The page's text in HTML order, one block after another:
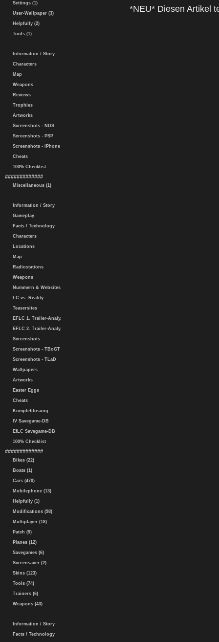
Settings (1)
User-Wallpaper (3)
Helpfully (2)
Tools (1)
Information / Story
Characters
Map
Weapons
Reviews
Trophies
Artworks
Screenshots - NDS
Screenshots - PSP
Screenshots - iPhone
Cheats
100% Checklist
#############
Miscellaneous (1)
Information / Story
Gameplay
Facts / Technology
Characters
Locations
Map
Radiostations
Weapons
Nummern & Websites
LC vs. Reality
Teasersites
EFLC 1. Trailer-Analy.
EFLC 2. Trailer-Analy.
Screenshots
Screenshots - TBoGT
Screenshots - TLaD
Wallpapers
Artworks
Easter Eggs
Cheats
Komplettlösung
IV Savegame-DB
EfLC Savegame-DB
100% Checklist
#############
Bikes (22)
Boats (1)
Cars (470)
Mobilephone (13)
Helpfully (1)
Modifications (98)
Multiplayer (18)
Patch (9)
Planes (12)
Savegames (6)
Screensaver (2)
Skins (123)
Tools (74)
Trainers (6)
Weapons (43)
Information / Story
Facts / Technology
*NEU* Diesen Artikel